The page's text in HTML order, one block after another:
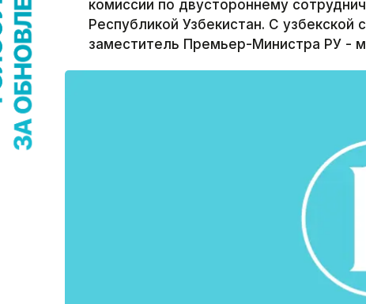
комиссии по двустороннему
Республикой Узбекистан. С
заместитель Премьер-Министра РУ -